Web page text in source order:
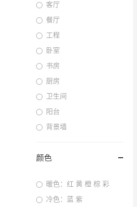
客厅
餐厅
工程
卧室
书房
厨房
卫生间
阳台
背景墙
颜色
暖色：红 黄 橙 棕 彩
冷色：蓝 紫